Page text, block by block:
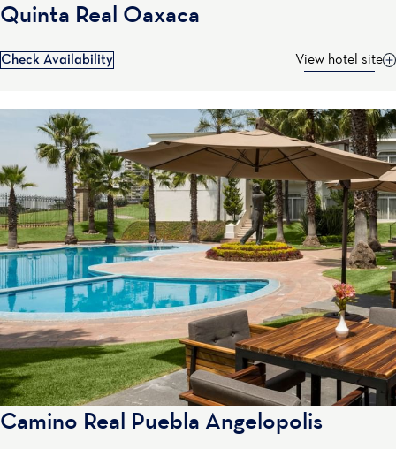
Quinta Real Oaxaca
Check Availability View hotel site
Camino Real Puebla Angelopolis